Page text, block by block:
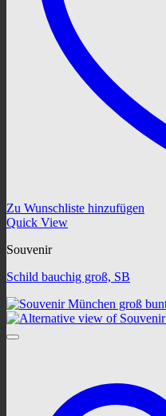
Zu Wunschliste hinzufügen
Quick View
Souvenir
Schild bauchig groß, SB